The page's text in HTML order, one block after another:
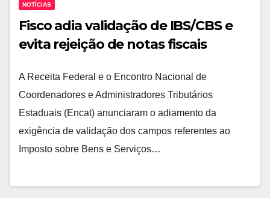
NOTÍCIAS
Fisco adia validação de IBS/CBS e
evita rejeição de notas fiscais
A Receita Federal e o Encontro Nacional de
Coordenadores e Administradores Tributários
Estaduais (Encat) anunciaram o adiamento da
exigência de validação dos campos referentes ao
Imposto sobre Bens e Serviços…